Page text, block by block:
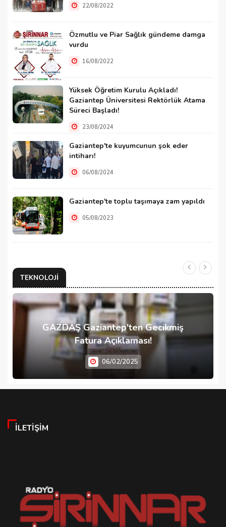
22/08/2022
Özmutlu ve Piar Sağlık gündeme damga
vurdu
16/08/2022
Yüksek Öğretim Kurulu Açıkladı!
Gaziantep Üniversitesi Rektörlük Atama
Süreci Başladı!
23/08/2024
Gaziantep'te kuyumcunun şok eder
intiharı!
06/08/2024
Gaziantep'te toplu taşımaya zam yapıldı
05/08/2023
TEKNOLOJI
GAZDAŞ Gaziantep'ten Gecikmiş
Fatura Açıklaması!
06/02/2025
İLETIŞIM